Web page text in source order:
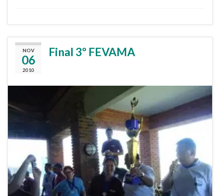
NOV
06
2010
FinaI 3º FEVAMA